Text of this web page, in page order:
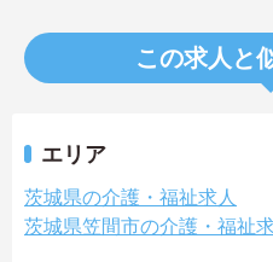
この求人と
エリア
茨城県の介護・福祉求人
茨城県笠間市の介護・福祉